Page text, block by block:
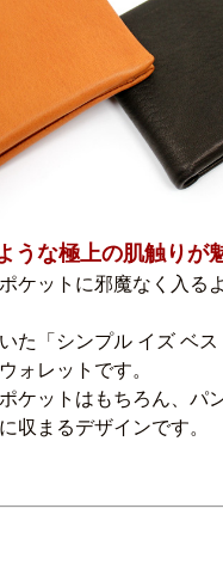
うな極上の肌触りが
ケットに邪魔なく入る
た「シンプル イズ ベ
ォレットです。
ケットはもちろん、パ
収まるデザインです。